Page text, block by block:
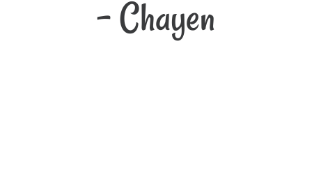
- Chayen